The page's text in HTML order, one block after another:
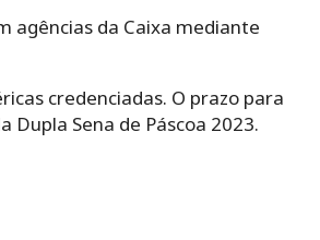
agências da Caixa mediante
credenciadas. O prazo para
Sena de Páscoa 2023.